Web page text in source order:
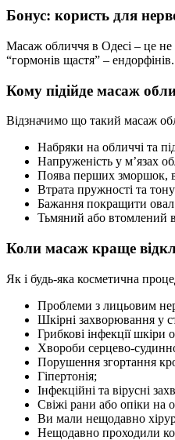
Бонус: користь для
Масаж обличчя в Одесі – це не
“гормонів щастя” –
Кому підійде масаж
Відзначимо що такий масаж
Набряки на обличчі та
Напруженість у м’язах
Поява перших зморшок,
Втрата пружності та
Бажання покращити овал
Тьмяний або втомлений
Коли масаж краще
Як і будь-яка косметична
Проблеми з лицьовим
Шкірні захворювання у
Грибкові інфекції шкіри
Хвороби серцево-
Порушення згортання
Гіпертонія;
Інфекційні та вірусні
Свіжі рани або опіки на
Ви мали нещодавно
Нещодавно проходили